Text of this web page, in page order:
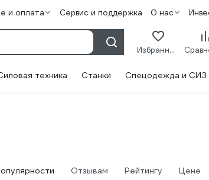
и оплата Сервис и поддержка О нас
Избранное
техника Станки Спецодежда и СИЗ
Отзывам Рейтингу Цене